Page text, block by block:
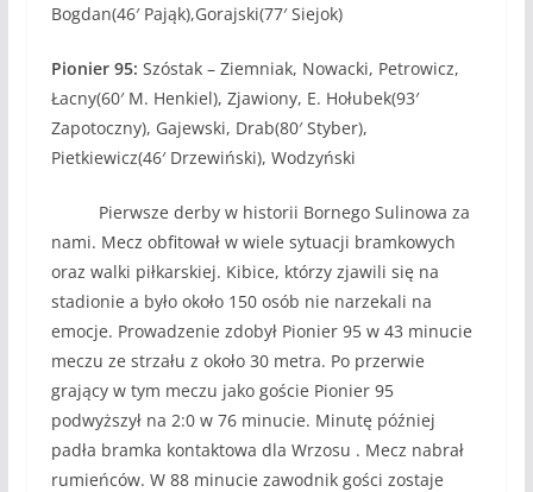
Bogdan(46′ Pająk),Gorajski(77′ Siejok)
Pionier 95: Szóstak – Ziemniak, Nowacki, Petrowicz,
Łacny(60′ M. Henkiel), Zjawiony, E. Hołubek(93′
Zapotoczny), Gajewski, Drab(80′ Styber),
Pietkiewicz(46′ Drzewiński), Wodzyński
Pierwsze derby w historii Bornego Sulinowa za
nami. Mecz obfitował w wiele sytuacji bramkowych
oraz walki piłkarskiej. Kibice, którzy zjawili się na
stadionie a było około 150 osób nie narzekali na
emocje. Prowadzenie zdobył Pionier 95 w 43 minucie
meczu ze strzału z około 30 metra. Po przerwie
grający w tym meczu jako goście Pionier 95
podwyższył na 2:0 w 76 minucie. Minutę później
padła bramka kontaktowa dla Wrzosu . Mecz nabrał
rumieńców. W 88 minucie zawodnik gości zostaje